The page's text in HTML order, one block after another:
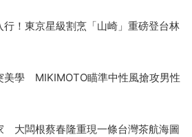
！東京星級割烹「山崎」重磅登台林
美學 MIKIMOTO瞄準中性風搶攻男性
大闆根蔡春隆重現一條台灣茶航海圖